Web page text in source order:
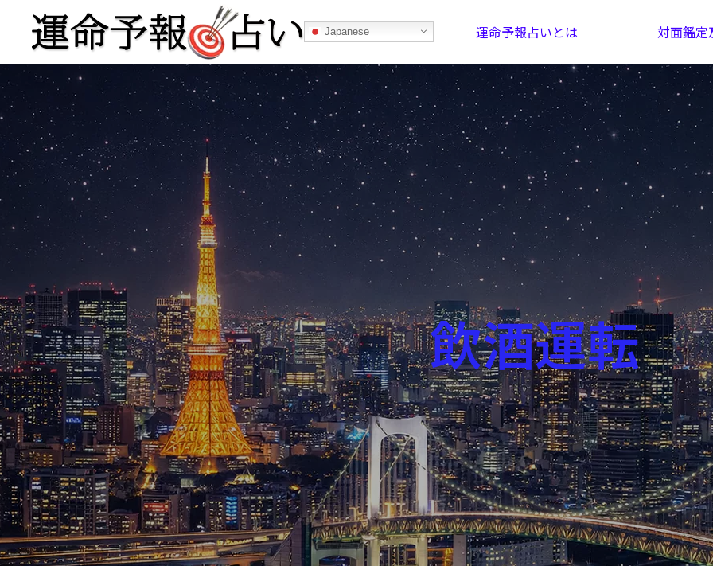
Japanese 運命予報占いとは 対面鑑定
運命予報占い
運命予報占いとは あなたの所属部屋を探そう！ 最恐の相性占い
記事カテゴリー
ブログ お知らせ 芸能界
スポーツ 競馬 社会
テニス四大大会・五輪
飲酒運転